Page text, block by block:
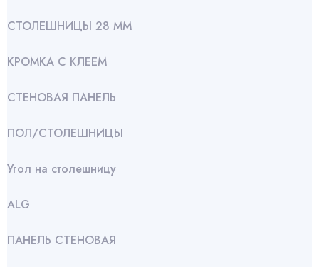
СТОЛЕШНИЦЫ 28 ММ
КРОМКА С КЛЕЕМ
СТЕНОВАЯ ПАНЕЛЬ
ПОЛ/СТОЛЕШНИЦЫ
Угол на столешницу
АLG
ПАНЕЛЬ СТЕНОВАЯ